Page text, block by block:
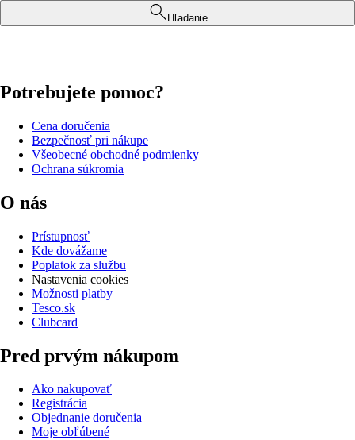
Hľadanie
Potrebujete pomoc?
Cena doručenia
Bezpečnosť pri nákupe
Všeobecné obchodné podmienky
Ochrana súkromia
O nás
Prístupnosť
Kde dovážame
Poplatok za službu
Nastavenia cookies
Možnosti platby
Tesco.sk
Clubcard
Pred prvým nákupom
Ako nakupovať
Registrácia
Objednanie doručenia
Moje obľúbené